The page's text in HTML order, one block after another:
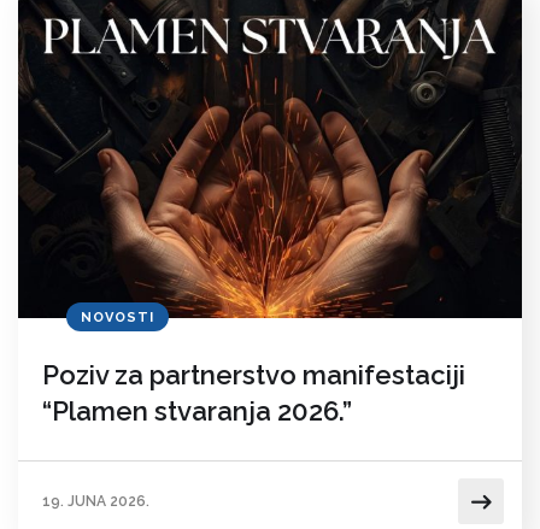
NOVOSTI
Poziv za partnerstvo manifestaciji
“Plamen stvaranja 2026.”
19. JUNA 2026.